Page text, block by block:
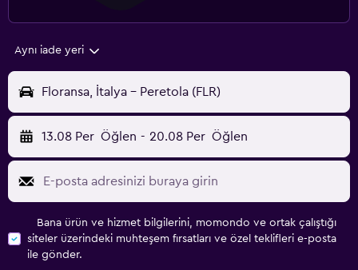
Aynı iade yeri
Floransa, İtalya - Peretola (FLR)
13.08 Per Öğlen - 20.08 Per Öğlen
Bana ürün ve hizmet bilgilerini, momondo ve ortak çalıştığı
siteler üzerindeki muhteşem fırsatları ve özel teklifleri e-posta
ile gönder.